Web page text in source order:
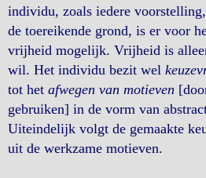
individu, zoals iedere
de toereikende grond, is er voor
vrijheid mogelijk. Vrijheid is
wil. Het individu bezit wel
tot het afwegen van motieven
gebruiken] in de vorm van
Uiteindelijk volgt de gemaakte
uit de werkzame motieven.